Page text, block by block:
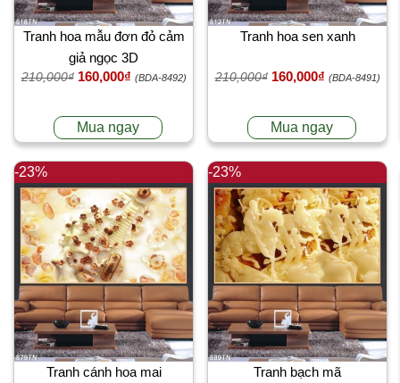
Tranh hoa mẫu đơn đỏ cảm
giả ngọc 3D
210,000₫ 160,000₫ (BDA-8492)
Mua ngay
Tranh hoa sen xanh
210,000₫ 160,000₫ (BDA-8491)
Mua ngay
-23%
Tranh cánh hoa mai
-23%
Tranh bạch mã